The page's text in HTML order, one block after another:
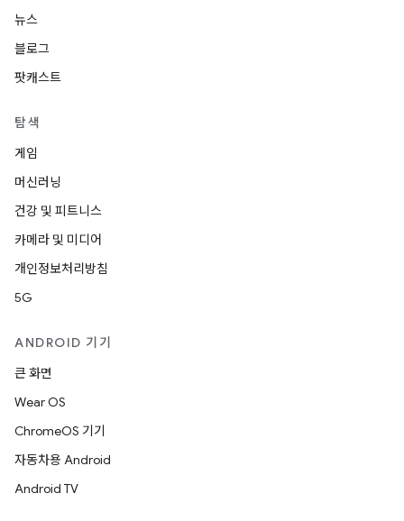
뉴스
블로그
팟캐스트
탐색
게임
머신러닝
건강 및 피트니스
카메라 및 미디어
개인정보처리방침
5G
ANDROID 기기
큰 화면
Wear OS
ChromeOS 기기
자동차용 Android
Android TV